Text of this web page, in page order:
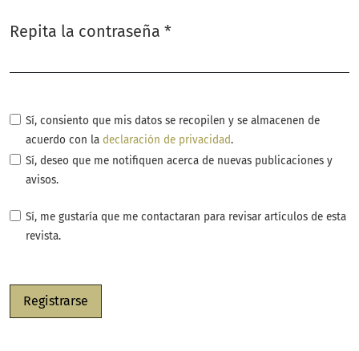
Repita la contraseña *
Sí, consiento que mis datos se recopilen y se almacenen de
acuerdo con la declaración de privacidad.
Sí, deseo que me notifiquen acerca de nuevas publicaciones y
avisos.
Sí, me gustaría que me contactaran para revisar artículos de esta
revista.
Registrarse